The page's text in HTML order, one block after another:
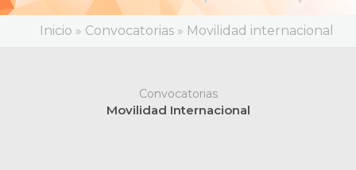
Inicio » Convocatorias » Movilidad internacional
Convocatorias
Movilidad Internacional